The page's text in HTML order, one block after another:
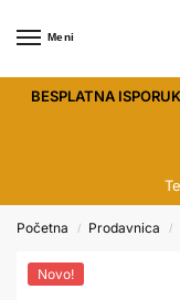
Meni
BESPLATNA
Početna / Prodavnica /
Novo!